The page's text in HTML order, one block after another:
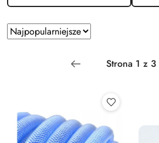
Zastosowano
sortowanie:
Najpopularniejsze.
Sortuj
według